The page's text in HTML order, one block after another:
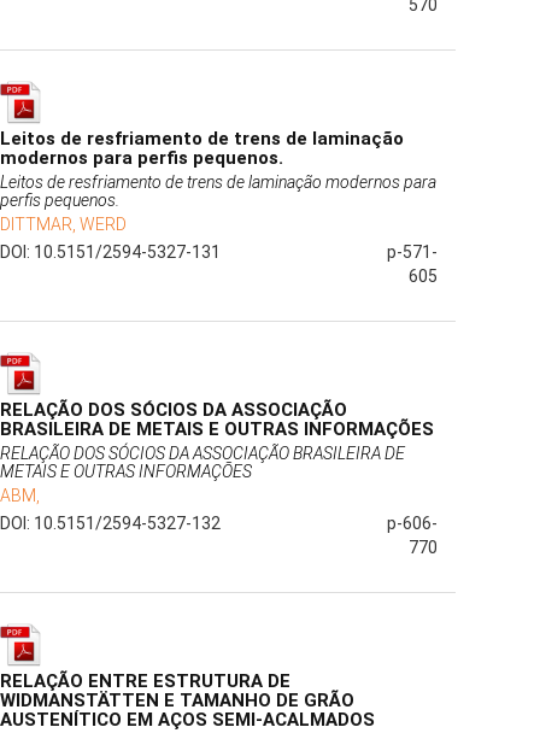
570
Leitos de resfriamento de trens de laminação
modernos para perfis pequenos.
Leitos de resfriamento de trens de laminação modernos para
perfis pequenos.
DITTMAR, WERD
DOI: 10.5151/2594-5327-131
p-571-
605
RELAÇÃO DOS SÓCIOS DA ASSOCIAÇÃO
BRASILEIRA DE METAIS E OUTRAS INFORMAÇÕES
RELAÇÃO DOS SÓCIOS DA ASSOCIAÇÃO BRASILEIRA DE
METAIS E OUTRAS INFORMAÇÕES
ABM,
DOI: 10.5151/2594-5327-132
p-606-
770
RELAÇÃO ENTRE ESTRUTURA DE
WIDMANSTÄTTEN E TAMANHO DE GRÃO
AUSTENÍTICO EM AÇOS SEMI-ACALMADOS